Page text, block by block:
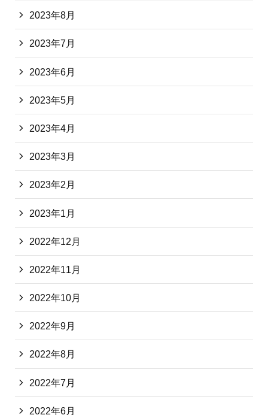
2023年8月
2023年7月
2023年6月
2023年5月
2023年4月
2023年3月
2023年2月
2023年1月
2022年12月
2022年11月
2022年10月
2022年9月
2022年8月
2022年7月
2022年6月